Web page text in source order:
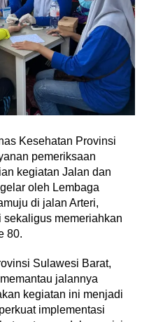
Kesehatan Provinsi
pemeriksaan
kegiatan Jalan dan
oleh Lembaga
di jalan Arteri,
sekaligus memeriahkan
80.
Sulawesi Barat,
jalannya
kegiatan ini menjadi
implementasi